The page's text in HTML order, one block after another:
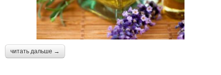
читать дальше →